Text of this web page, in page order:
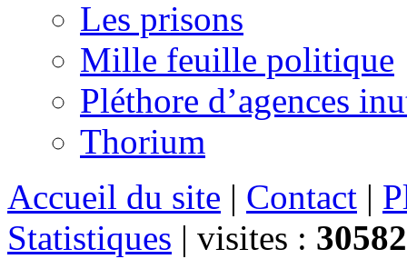
Les prisons
Mille feuille politique
Pléthore d’agences
Thorium
Accueil du site | Contact |
Statistiques | visites :